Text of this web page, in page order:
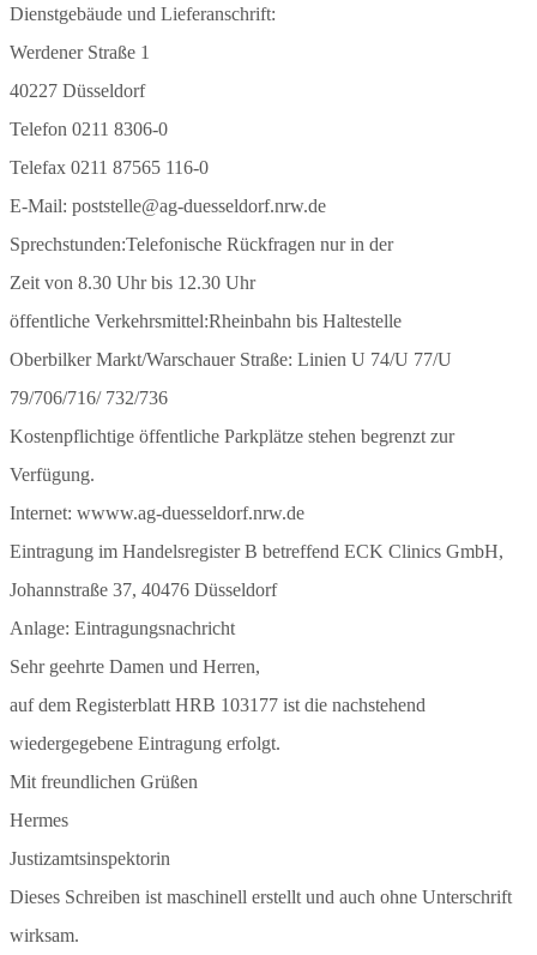
Dienstgebäude und Lieferanschrift:
Werdener Straße 1
40227 Düsseldorf
Telefon 0211 8306-0
Telefax 0211 87565 116-0
E-Mail: poststelle@ag-duesseldorf.nrw.de
Sprechstunden:Telefonische Rückfragen nur in der
Zeit von 8.30 Uhr bis 12.30 Uhr
öffentliche Verkehrsmittel:Rheinbahn bis Haltestelle
Oberbilker Markt/Warschauer Straße: Linien U 74/U 77/U
79/706/716/ 732/736
Kostenpflichtige öffentliche Parkplätze stehen begrenzt zur
Verfügung.
Internet: wwww.ag-duesseldorf.nrw.de
Eintragung im Handelsregister B betreffend ECK Clinics GmbH,
Johannstraße 37, 40476 Düsseldorf
Anlage: Eintragungsnachricht
Sehr geehrte Damen und Herren,
auf dem Registerblatt HRB 103177 ist die nachstehend
wiedergegebene Eintragung erfolgt.
Mit freundlichen Grüßen
Hermes
Justizamtsinspektorin
Dieses Schreiben ist maschinell erstellt und auch ohne Unterschrift
wirksam.